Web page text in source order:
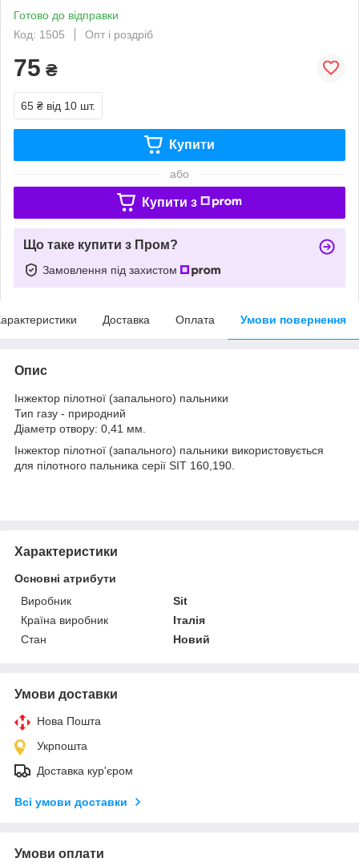
Готово до відправки
Код: 1505
Опт і роздріб
75 ₴
65 ₴ від 10 шт.
Купити
або
Купити з
Що таке купити з Пром?
Замовлення під захистом
Доставка Оплата Умови повернення
Опис
Інжектор пілотної (запального) пальники
Тип газу - природний
Діаметр отвору: 0,41 мм.
Інжектор пілотної (запального) пальники використовується
для пілотного пальника серії SIT 160,190.
Характеристики
Основні атрибути
Виробник
Sit
Країна виробник
Італія
Стан
Новий
Умови доставки
Нова Пошта
Укрпошта
Доставка кур'єром
Всі умови доставки
Умови оплати